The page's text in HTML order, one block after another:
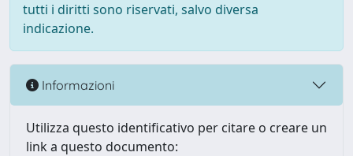
tutti i diritti sono riservati, salvo diversa
indicazione.
Informazioni
Utilizza questo identificativo per citare o creare un
link a questo documento: